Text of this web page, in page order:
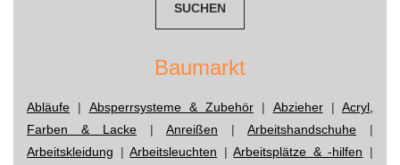
Baumarkt
Abläufe | Absperrsysteme & Zubehör | Abzieher| Acryl,
Farben & Lacke | Anreißen | Arbeitshandschuhe |
Arbeitskleidung |Arbeitsleuchten |Arbeitsplätze & -hilfen |